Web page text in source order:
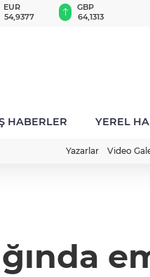
EUR
54,9377
GBP
64,1313
HABERLER YEREL
Yazarlar Video